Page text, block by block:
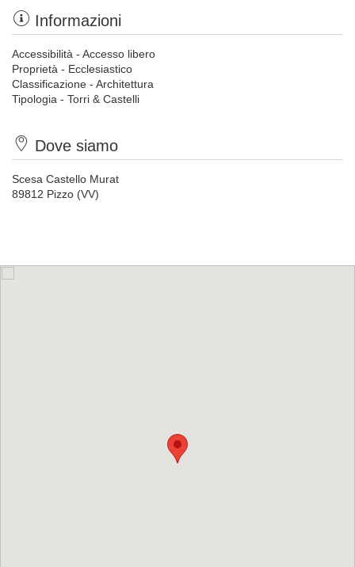
Informazioni
Accessibilità - Accesso libero
Proprietà - Ecclesiastico
Classificazione - Architettura
Tipologia - Torri & Castelli
Dove siamo
Scesa Castello Murat
89812 Pizzo (VV)